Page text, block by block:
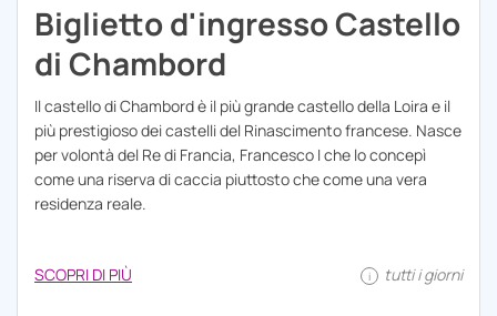
Biglietto d'ingresso Castello
di Chambord
Il castello di Chambord è il più grande castello della Loira e il
più prestigioso dei castelli del Rinascimento francese. Nasce
per volontà del Re di Francia, Francesco I che lo concepì
come una riserva di caccia piuttosto che come una vera
residenza reale.
SCOPRI DI PIÙ i tutti i giorni